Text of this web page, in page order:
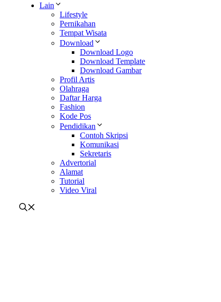
Lain
Lifestyle
Pernikahan
Tempat Wisata
Download
Download Logo
Download Template
Download Gambar
Profil Artis
Olahraga
Daftar Harga
Fashion
Kode Pos
Pendidikan
Contoh Skripsi
Komunikasi
Sekretaris
Advertorial
Alamat
Tutorial
Video Viral